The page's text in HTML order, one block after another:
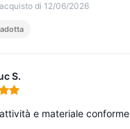
di 12/06/2026
S.
5
e materiale conforme